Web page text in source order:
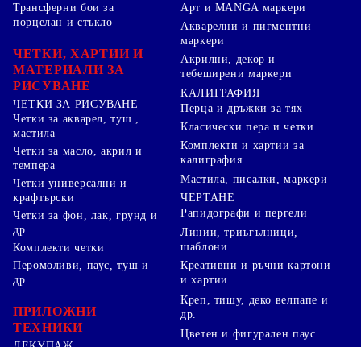
Трансферни бои за
порцелан и стъкло
ЧЕТКИ, ХАРТИИ И
МАТЕРИАЛИ ЗА
РИСУВАНЕ
ЧЕТКИ ЗА РИСУВАНЕ
Четки за акварел, туш ,
мастила
Четки за масло, акрил и
темпера
Четки универсални и
крафтърски
Четки за фон, лак, грунд и
др.
Комплекти четки
Арт и MANGA маркери
Акварелни и пигментни
маркери
Акрилни, декор и
тебеширени маркери
КАЛИГРАФИЯ
Перца и дръжки за тях
Класически пера и четки
Комплекти и хартии за
калиграфия
Мастила, писалки, маркери
ЧЕРТАНЕ
Рапидографи и пергели
Линии, триъгълници,
шаблони
Перомоливи, паус, туш и
др.
ПРИЛОЖНИ
ТЕХНИКИ
Креативни и ръчни картони
и хартии
Креп, тишу, деко велпапе и
др.
Цветен и фигурален паус